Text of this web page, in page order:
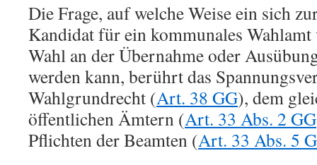
Die Frage, auf welche Weise ein sich
Kandidat für ein kommunales Wahlamt
Wahl an der Übernahme oder
werden kann, berührt das
Wahlgrundrecht (Art. 38 GG), dem
öffentlichen Ämtern (Art. 33 Abs. 2 GG
Pflichten der Beamten (Art. 33 Abs. 5